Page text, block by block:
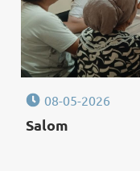
08-05-2026
Salom